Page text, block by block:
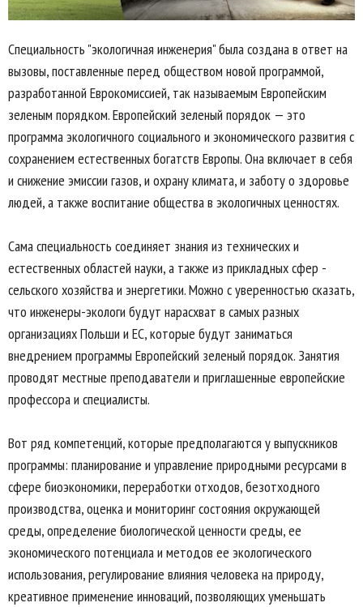
Специальность "экологичная инженерия" была создана в ответ на
вызовы, поставленные перед обществом новой программой,
разработанной Еврокомиссией, так называемым Европейским
зеленым порядком. Европейский зеленый порядок — это
программа экологичного социального и экономического развития с
сохранением естественных богатств Европы. Она включает в себя
и снижение эмиссии газов, и охрану климата, и заботу о здоровье
людей, а также воспитание общества в экологичных ценностях.
Сама специальность соединяет знания из технических и
естественных областей науки, а также из прикладных сфер -
сельского хозяйства и энергетики. Можно с уверенностью сказать,
что инженеры-экологи будут нарасхват в самых разных
организациях Польши и ЕС, которые будут заниматься
внедрением программы Европейский зеленый порядок. Занятия
проводят местные преподаватели и приглашенные европейские
профессора и специалисты.
Вот ряд компетенций, которые предполагаются у выпускников
программы: планирование и управление природными ресурсами в
сфере биоэкономики, переработки отходов, безотходного
производства, оценка и мониторинг состояния окружающей
среды, определение биологической ценности среды, ее
экономического потенциала и методов ее экологического
использования, регулирование влияния человека на природу,
креативное применение инноваций, позволяющих уменьшать